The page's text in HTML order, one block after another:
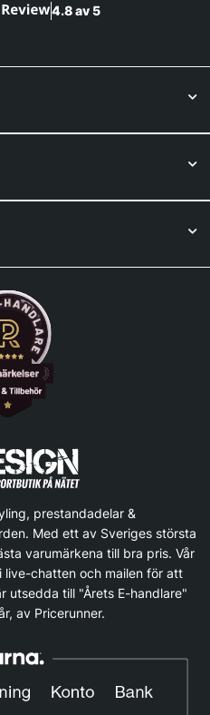
4.8 av 5
prestandadelar &
Med ett av Sveriges största
varumärkena till bra pris. Vår
live-chatten och mailen för att
utsedda till "Årets E-handlare"
av Pricerunner.